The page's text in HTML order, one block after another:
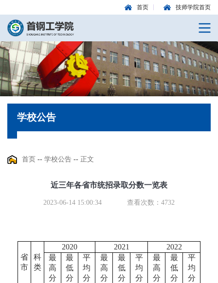
首页 技师学院首页
学校公告
首页 -- 学校公告 -- 正文
近三年各省市统招录取分数一览表
2023-06-14 15:00:34 查看次数： 4732
省
市
科
类
2020 2021
2022
最
高
分
最
低
分
平
均
分
最
高
分
最
低
分
平
均
分
最
高
分
最
低
分
平
均
分